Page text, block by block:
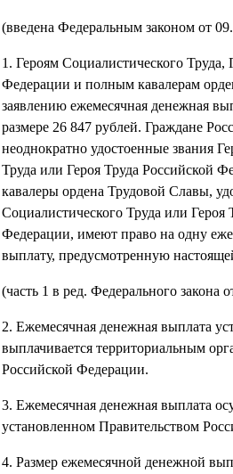
(введена Федеральным законом от
1. Героям Социалистического Труда,
Федерации и полным кавалерам
заявлению ежемесячная денежная
размере 26 847 рублей. Граждане
неоднократно удостоенные звания
Труда или Героя Труда Российской
кавалеры ордена Трудовой Славы,
Социалистического Труда или Героя
Федерации, имеют право на одну
выплату, предусмотренную
(часть 1 в ред. Федерального закона
2. Ежемесячная денежная выплата
выплачивается территориальным
Российской Федерации.
3. Ежемесячная денежная выплата
установленном Правительством
4. Размер ежемесячной денежной